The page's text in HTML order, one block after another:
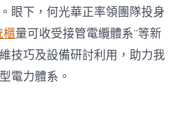
眼下，何光華正率領團隊投身
櫃量可收受接管電纜體系”等新
技巧及設備研討利用，助力我
電力體系。